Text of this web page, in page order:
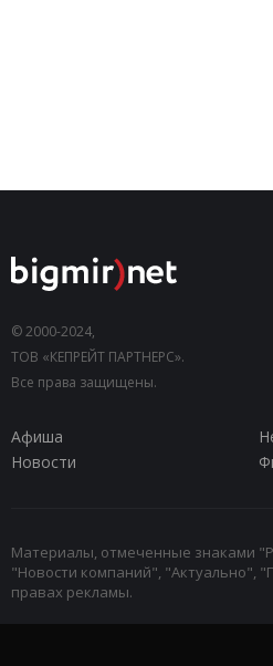
© 2000-2024,
ТОВ «КЕПРЕЙТ ПАРТНЕРС».
Все права защищены.
Афиша
Новости
Материалы, отмеченные знаками
"Новости компаний", "Актуально",
правах рекламы.